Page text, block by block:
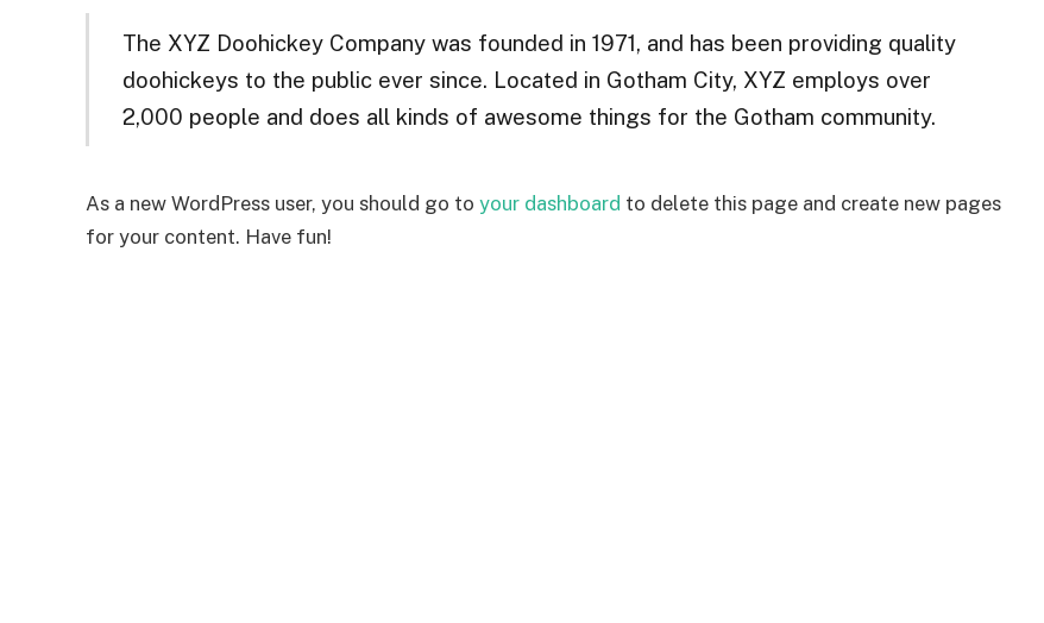
The XYZ Doohickey Company was founded in 1971, and has been providing quality
doohickeys to the public ever since. Located in Gotham City, XYZ employs over
2,000 people and does all kinds of awesome things for the Gotham community.
As a new WordPress user, you should go to your dashboard to delete this page and create new pages
for your content. Have fun!